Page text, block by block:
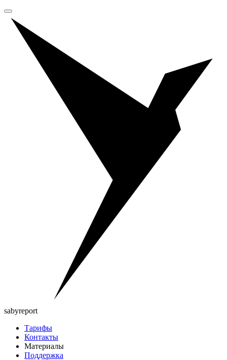
sabyreport
Тарифы
Контакты
Материалы
Поддержка